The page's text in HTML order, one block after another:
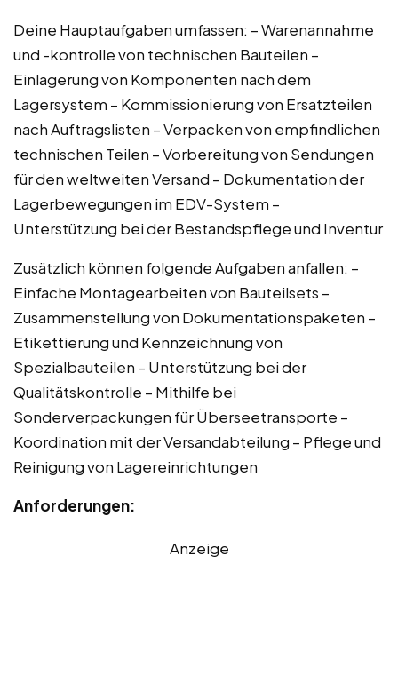
Deine Hauptaufgaben umfassen: – Warenannahme
und -kontrolle von technischen Bauteilen –
Einlagerung von Komponenten nach dem
Lagersystem – Kommissionierung von Ersatzteilen
nach Auftragslisten – Verpacken von empfindlichen
technischen Teilen – Vorbereitung von Sendungen
für den weltweiten Versand – Dokumentation der
Lagerbewegungen im EDV-System –
Unterstützung bei der Bestandspflege und Inventur
Zusätzlich können folgende Aufgaben anfallen: –
Einfache Montagearbeiten von Bauteilsets –
Zusammenstellung von Dokumentationspaketen –
Etikettierung und Kennzeichnung von
Spezialbauteilen – Unterstützung bei der
Qualitätskontrolle – Mithilfe bei
Sonderverpackungen für Überseetransporte –
Koordination mit der Versandabteilung – Pflege und
Reinigung von Lagereinrichtungen
Anforderungen:
Anzeige